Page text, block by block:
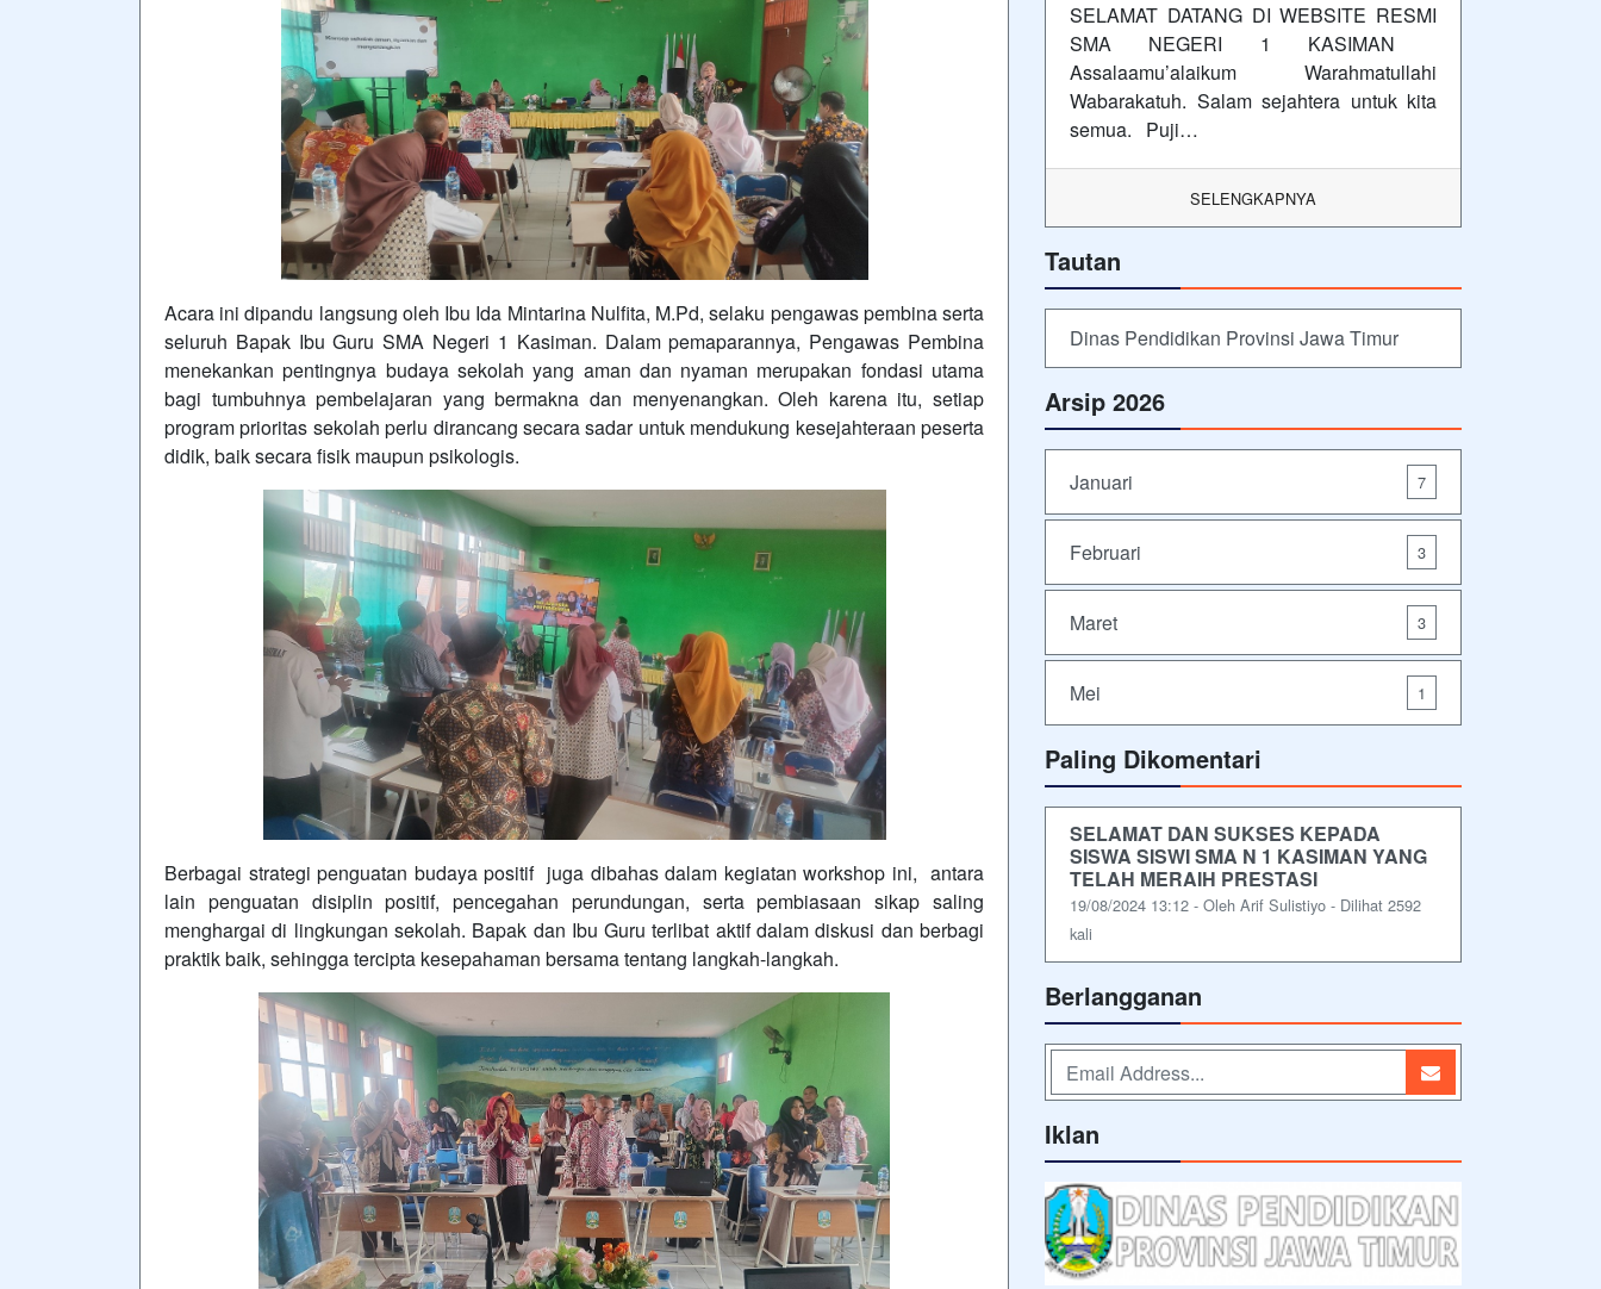
Acara ini dipandu langsung oleh Ibu Ida Mintarina Nulfita, M.Pd, selaku pengawas pembina serta
seluruh Bapak Ibu Guru SMA Negeri 1 Kasiman. Dalam pemaparannya, Pengawas Pembina
menekankan pentingnya budaya sekolah yang aman dan nyaman merupakan fondasi utama
bagi tumbuhnya pembelajaran yang bermakna dan menyenangkan. Oleh karena itu, setiap
program prioritas sekolah perlu dirancang secara sadar untuk mendukung kesejahteraan peserta
didik, baik secara fisik maupun psikologis.
Berbagai strategi penguatan budaya positif juga dibahas dalam kegiatan workshop ini, antara
lain penguatan disiplin positif, pencegahan perundungan, serta pembiasaan sikap saling
menghargai di lingkungan sekolah. Bapak dan Ibu Guru terlibat aktif dalam diskusi dan berbagi
praktik baik, sehingga tercipta kesepahaman bersama tentang langkah-langkah.
SELAMAT DATANG DI WEBSITE RESMI
SMA NEGERI 1 KASIMAN
Assalaamu’alaikum Warahmatullahi
Wabarakatuh. Salam sejahtera untuk kita
semua. Puji…
SELENGKAPNYA
Tautan
Dinas Pendidikan Provinsi Jawa Timur
Arsip 2026
Januari 7
Februari 3
Maret 3
Mei 1
Paling Dikomentari
SELAMAT DAN SUKSES KEPADA
SISWA SISWI SMA N 1 KASIMAN YANG
TELAH MERAIH PRESTASI
19/08/2024 13:12 - Oleh Arif Sulistiyo - Dilihat 2592
kali
Berlangganan
Iklan